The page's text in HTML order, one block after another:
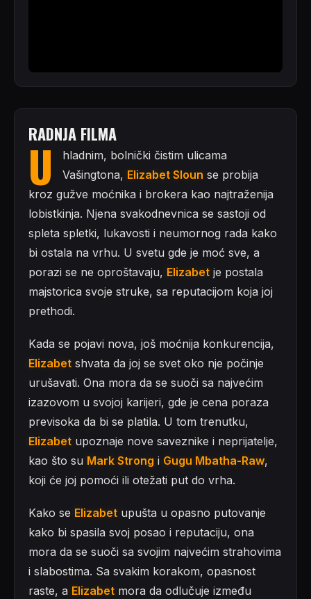
RADNJA FILMA
U
hladnim, bolnički čistim ulicama
Vašingtona, Elizabet Sloun se probija
kroz gužve moćnika i brokera kao najtraženija
lobistkinja. Njena svakodnevnica se sastoji od
spleta spletki, lukavosti i neumornog rada kako
bi ostala na vrhu. U svetu gde je moć sve, a
porazi se ne oproštavaju, Elizabet je postala
majstorica svoje struke, sa reputacijom koja joj
prethodi.
Kada se pojavi nova, još moćnija konkurencija,
Elizabet shvata da joj se svet oko nje počinje
urušavati. Ona mora da se suoči sa najvećim
izazovom u svojoj karijeri, gde je cena poraza
previsoka da bi se platila. U tom trenutku,
Elizabet upoznaje nove saveznike i neprijatelje,
kao što su Mark Strong i Gugu Mbatha-Raw,
koji će joj pomoći ili otežati put do vrha.
Kako se Elizabet upušta u opasno putovanje
kako bi spasila svoj posao i reputaciju, ona
mora da se suoči sa svojim najvećim strahovima
i slabostima. Sa svakim korakom, opasnost
raste, a Elizabet mora da odlučuje između